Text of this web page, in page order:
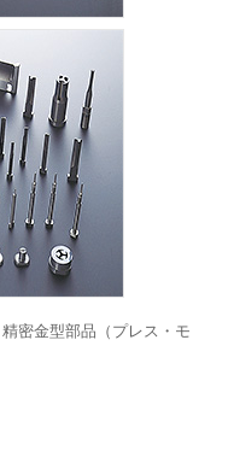
密金型部品（プレス・モ